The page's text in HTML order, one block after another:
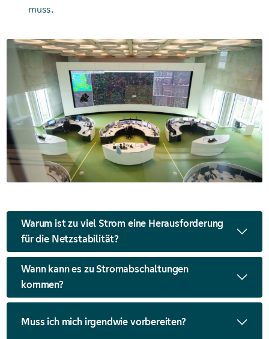
muss.
Warum ist zu viel Strom eine Herausforderung
für die Netzstabilität?
Damit das Stromnetz stabil ist, muss immer
gleich viel Strom aus- wie eingespeist
werden. Nur wenn Erzeugung und Verbrauch
im Gleichgewicht sind, ist auch das Netz
Wann kann es zu Stromabschaltungen
kommen?
Zum Beispiel an sonnenreichen und windigen
Muss ich mich irgendwie vorbereiten?